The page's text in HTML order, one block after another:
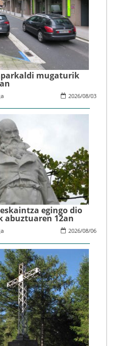
mugaturik
2026/08/03
egingo dio
abuztuaren 12an
2026/08/06